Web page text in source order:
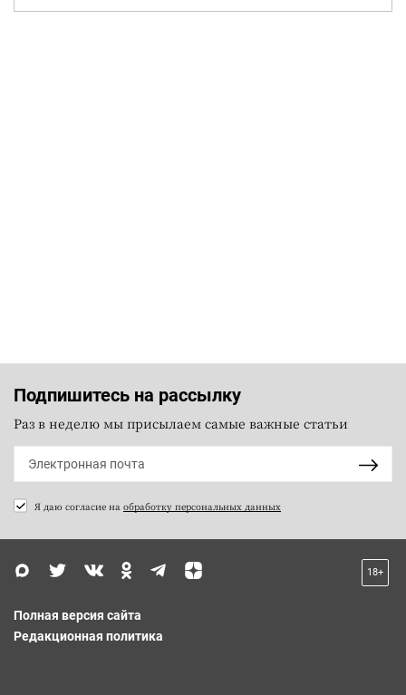
Подпишитесь на рассылку
Раз в неделю мы присылаем самые важные статьи
Я даю согласие на обработку персональных данных
18+
Полная версия сайта
Редакционная политика